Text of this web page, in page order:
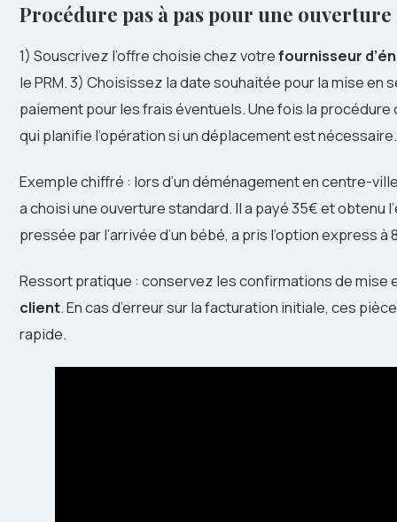
Procédure pas à pas pour une
1) Souscrivez l’offre choisie chez votrefournisseur
le PRM. 3) Choisissez la date souhaitée pour la mise
paiement pour les frais éventuels. Une fois la
qui planifie l’opération si un déplacement est nécessaire.
Exemple chiffré : lors d’un déménagement en centre-
a choisi une ouverture standard. Il a payé 35€ et obtenu
pressée par l’arrivée d’un bébé, a pris l’option express
Ressort pratique : conservez les confirmations de mise
client. En cas d’erreur sur la facturation initiale, ces
rapide.